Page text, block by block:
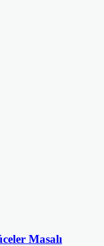
Masalı